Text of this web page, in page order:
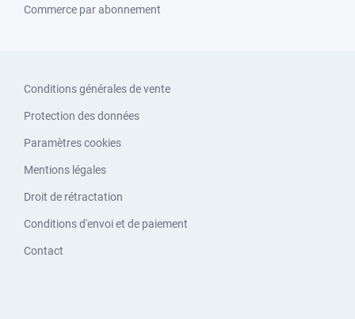
Commerce par abonnement
Conditions générales de vente
Protection des données
Paramètres cookies
Mentions légales
Droit de rétractation
Conditions d'envoi et de paiement
Contact